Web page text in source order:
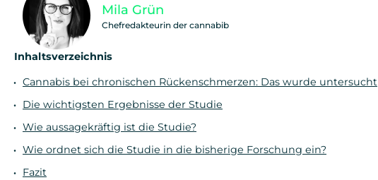
Inhaltsverzeichnis
Cannabis bei chronischen Rückenschmerzen: Das wurde untersucht
Die wichtigsten Ergebnisse der Studie
Wie aussagekräftig ist die Studie?
Wie ordnet sich die Studie in die bisherige Forschung ein?
Fazit
Mila Grün
Chefredakteurin der cannabib